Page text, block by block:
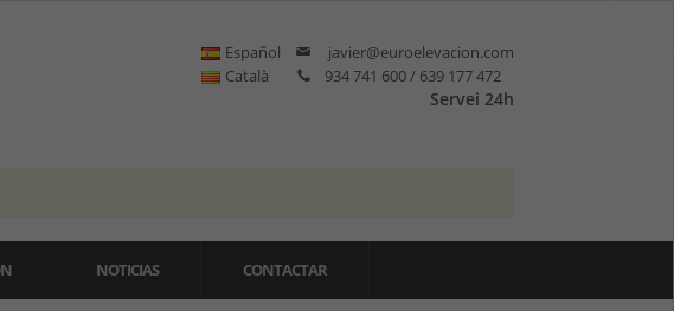
javier@euroelevacion.com
934 741 600 / 639 177 472
Servei 24h
Español
Català
NOTICIAS CONTACTAR